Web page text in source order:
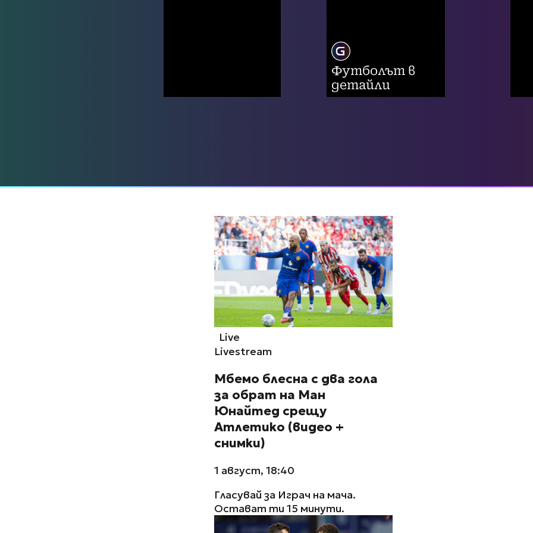
Футболът в
детайли
Live
Livestream
Мбемо блесна с два гола
за обрат на Ман
Юнайтед срещу
Атлетико (видео +
снимки)
1 август, 18:40
Гласувай за Играч на мача.
Остават ти 15 минути.